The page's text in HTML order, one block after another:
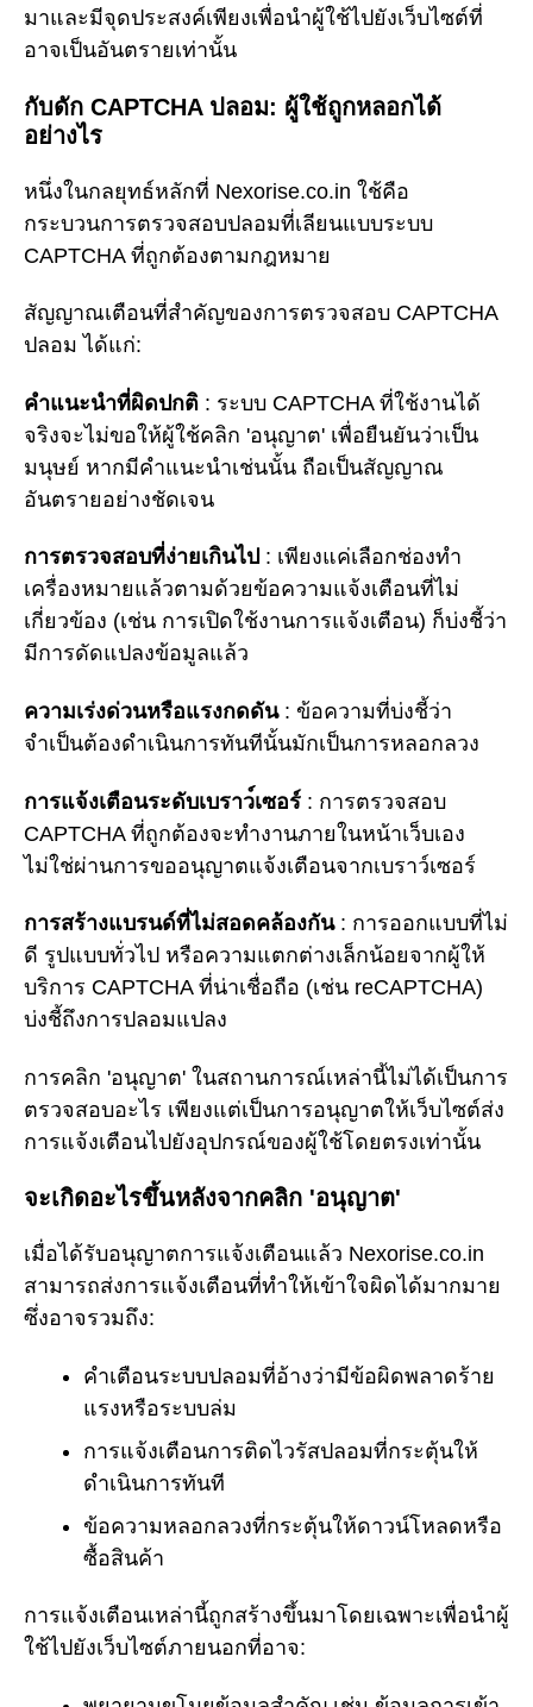
มาและมีจุดประสงค์เพียงเพื่อนำผู้ใช้ไปยังเว็บไซต์ที่
อาจเป็นอันตรายเท่านั้น
กับดัก CAPTCHA ปลอม: ผู้ใช้ถูกหลอกได้
อย่างไร
หนึ่งในกลยุทธ์หลักที่ Nexorise.co.in ใช้คือ
กระบวนการตรวจสอบปลอมที่เลียนแบบระบบ
CAPTCHA ที่ถูกต้องตามกฎหมาย
สัญญาณเตือนที่สำคัญของการตรวจสอบ CAPTCHA
ปลอม ได้แก่:
คำแนะนำที่ผิดปกติ : ระบบ CAPTCHA ที่ใช้งานได้
จริงจะไม่ขอให้ผู้ใช้คลิก 'อนุญาต' เพื่อยืนยันว่าเป็น
มนุษย์ หากมีคำแนะนำเช่นนั้น ถือเป็นสัญญาณ
อันตรายอย่างชัดเจน
การตรวจสอบที่ง่ายเกินไป : เพียงแค่เลือกช่องทำ
เครื่องหมายแล้วตามด้วยข้อความแจ้งเตือนที่ไม่
เกี่ยวข้อง (เช่น การเปิดใช้งานการแจ้งเตือน) ก็บ่งชี้ว่า
มีการดัดแปลงข้อมูลแล้ว
ความเร่งด่วนหรือแรงกดดัน: ข้อความที่บ่งชี้ว่า
จำเป็นต้องดำเนินการทันทีนั้นมักเป็นการหลอกลวง
การแจ้งเตือนระดับเบราว์เซอร์ : การตรวจสอบ
CAPTCHA ที่ถูกต้องจะทำงานภายในหน้าเว็บเอง
ไม่ใช่ผ่านการขออนุญาตแจ้งเตือนจากเบราว์เซอร์
การสร้างแบรนด์ที่ไม่สอดคล้องกัน: การออกแบบที่ไม่
ดี รูปแบบทั่วไป หรือความแตกต่างเล็กน้อยจากผู้ให้
บริการ CAPTCHA ที่น่าเชื่อถือ (เช่น reCAPTCHA)
บ่งชี้ถึงการปลอมแปลง
การคลิก 'อนุญาต' ในสถานการณ์เหล่านี้ไม่ได้เป็นการ
ตรวจสอบอะไร เพียงแต่เป็นการอนุญาตให้เว็บไซต์ส่ง
การแจ้งเตือนไปยังอุปกรณ์ของผู้ใช้โดยตรงเท่านั้น
จะเกิดอะไรขึ้นหลังจากคลิก 'อนุญาต'
เมื่อได้รับอนุญาตการแจ้งเตือนแล้ว Nexorise.co.in
สามารถส่งการแจ้งเตือนที่ทำให้เข้าใจผิดได้มากมาย
ซึ่งอาจรวมถึง:
คำเตือนระบบปลอมที่อ้างว่ามีข้อผิดพลาดร้าย
แรงหรือระบบล่ม
การแจ้งเตือนการติดไวรัสปลอมที่กระตุ้นให้
ดำเนินการทันที
ข้อความหลอกลวงที่กระตุ้นให้ดาวน์โหลดหรือ
ซื้อสินค้า
การแจ้งเตือนเหล่านี้ถูกสร้างขึ้นมาโดยเฉพาะเพื่อนำผู้
ใช้ไปยังเว็บไซต์ภายนอกที่อาจ: